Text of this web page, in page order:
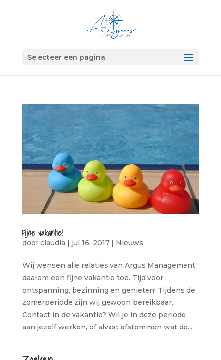
Selecteer een pagina
Fijne vakantie!
door claudia | jul 16, 2017| Nieuws
Wij wensen alle relaties van Argus Management
daarom een fijne vakantie toe. Tijd voor
ontspanning, bezinning en genieten! Tijdens de
zomerperiode zijn wij gewoon bereikbaar.
Contact in de vakantie? Wil je in deze periode
aan jezelf werken, of alvast afstemmen wat de...